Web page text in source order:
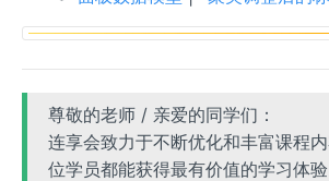
尊敬的老师 / 亲爱的同学们：
连享会致力于不断优化和丰富课程
位学员都能获得最有价值的学习体